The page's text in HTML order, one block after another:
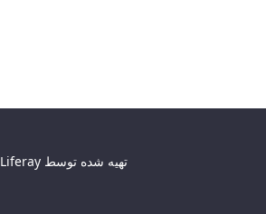
تهیه شده توسطLiferay